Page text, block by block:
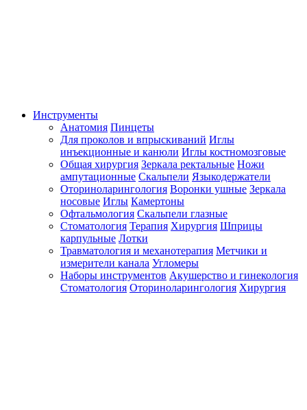
Инструменты
Анатомия Пинцеты
Для проколов и впрыскиваний Иглы
инъекционные и канюли Иглы костномозговые
Общая хирургия Зеркала ректальные Ножи
ампутационные Скальпели Языкодержатели
Оториноларингология Воронки ушные Зеркала
носовые Иглы Камертоны
Офтальмология Скальпели глазные
Стоматология Терапия Хирургия Шприцы
карпульные Лотки
Травматология и механотерапия Метчики и
измерители канала Угломеры
Наборы инструментов Акушерство и гинекология
Стоматология Оториноларингология Хирургия